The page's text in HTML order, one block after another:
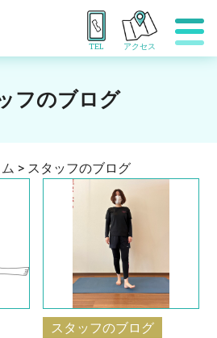
TEL アクセス
フのブログ
> スタッフのブログ
スタッフのブログ